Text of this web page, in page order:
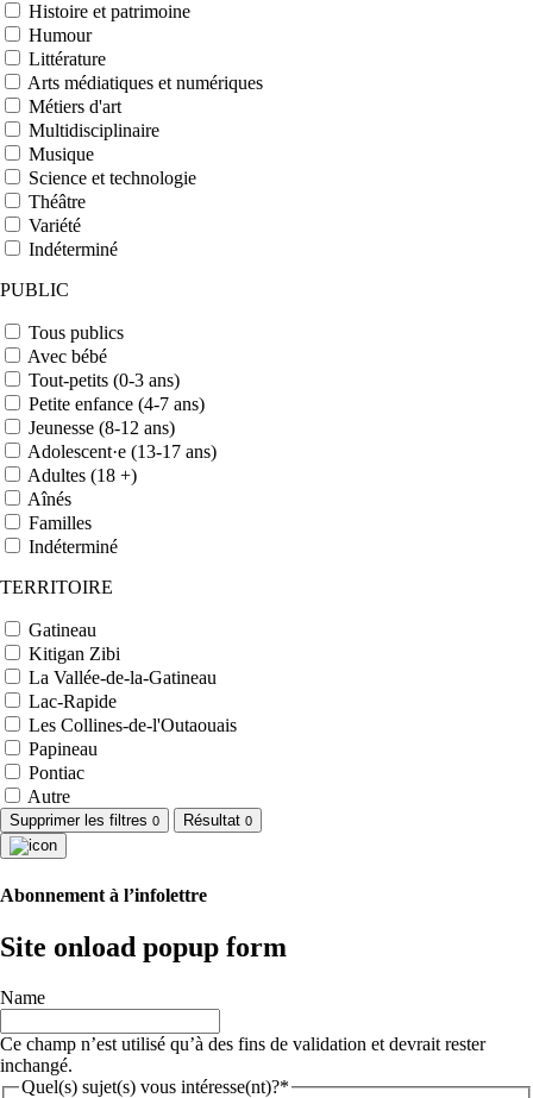
Histoire et patrimoine
Humour
Littérature
Arts médiatiques et numériques
Métiers d'art
Multidisciplinaire
Musique
Science et technologie
Théâtre
Variété
Indéterminé
PUBLIC
Tous publics
Avec bébé
Tout-petits (0-3 ans)
Petite enfance (4-7 ans)
Jeunesse (8-12 ans)
Adolescent·e (13-17 ans)
Adultes (18 +)
Aînés
Familles
Indéterminé
TERRITOIRE
Gatineau
Kitigan Zibi
La Vallée-de-la-Gatineau
Lac-Rapide
Les Collines-de-l'Outaouais
Papineau
Pontiac
Autre
Supprimer les filtres 0 Résultat 0
Abonnement à l’infolettre
Site onload popup form
Name
Ce champ n’est utilisé qu’à des fins de validation et devrait rester
inchangé.
Quel(s) sujet(s) vous intéresse(nt)?*